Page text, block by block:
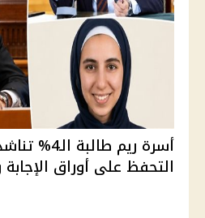
أسرة ريم
التحفظ على أوراق